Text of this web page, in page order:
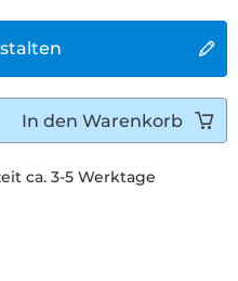
ca. 3-5 Werktage
In den Warenkorb